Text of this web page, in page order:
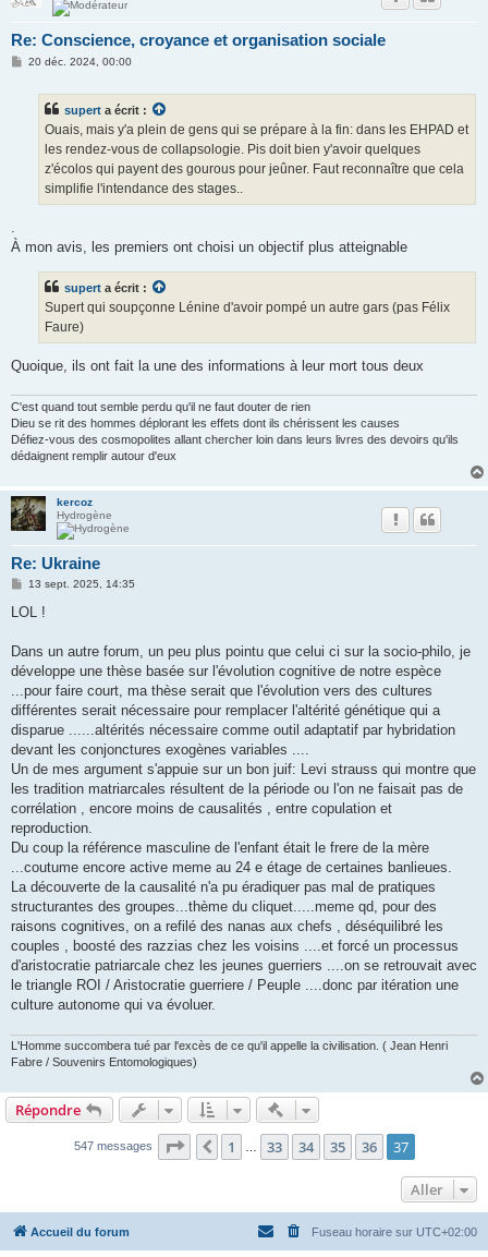
Re: Conscience, croyance et organisation sociale
M20 déc. 2024, 00:00
supert a écrit :
Ouais, mais y'a plein de gens qui se prépare à la fin: dans les EHPAD et
les rendez-vous de collapsologie. Pis doit bien y'avoir quelques
z'écolos qui payent des gourous pour jeûner. Faut reconnaître que cela
simplifie l'intendance des stages..
.
À mon avis, les premiers ont choisi un objectif plus atteignable
supert a écrit :
Supert qui soupçonne Lénine d'avoir pompé un autre gars (pas Félix
Faure)
Quoique, ils ont fait la une des informations à leur mort tous deux
C'est quand tout semble perdu qu'il ne faut douter de rien
Dieu se rit des hommes déplorant les effets dont ils chérissent les causes
Défiez-vous des cosmopolites allant chercher loin dans leurs livres des devoirs qu'ils
dédaignent remplir autour d'eux
kercoz
Hydrogène
Re: Ukraine
M
s
g
13 sept. 2025, 14:35
LOL !
Dans un autre forum, un peu plus pointu que celui ci sur la socio-philo, je
développe une thèse basée sur l'évolution cognitive de notre espèce
...pour faire court, ma thèse serait que l'évolution vers des cultures
différentes serait nécessaire pour remplacer l'altérité génétique qui a
disparue ......altérités nécessaire comme outil adaptatif par hybridation
devant les conjonctures exogènes variables ....
Un de mes argument s'appuie sur un bon juif: Levi strauss qui montre que
les tradition matriarcales résultent de la période ou l'on ne faisait pas de
corrélation , encore moins de causalités , entre copulation et
reproduction.
Du coup la référence masculine de l'enfant était le frere de la mère
...coutume encore active meme au 24 e étage de certaines banlieues.
La découverte de la causalité n'a pu éradiquer pas mal de pratiques
structurantes des groupes...thème du cliquet.....meme qd, pour des
raisons cognitives, on a refilé des nanas aux chefs , déséquilibré les
couples , boosté des razzias chez les voisins ....et forcé un processus
d'aristocratie patriarcale chez les jeunes guerriers ....on se retrouvait avec
le triangle ROI / Aristocratie guerriere / Peuple ....donc par itération une
culture autonome qui va évoluer.
L'Homme succombera tué par l'excès de ce qu'il appelle la civilisation. ( Jean Henri
Fabre / Souvenirs Entomologiques)
Répondre Actions rapides de
547 messages Page 37 sur 37
Précédent
1 33 34 35 36 37
Aller
Accueil du forum Fuseau horaire sur UTC+02:00